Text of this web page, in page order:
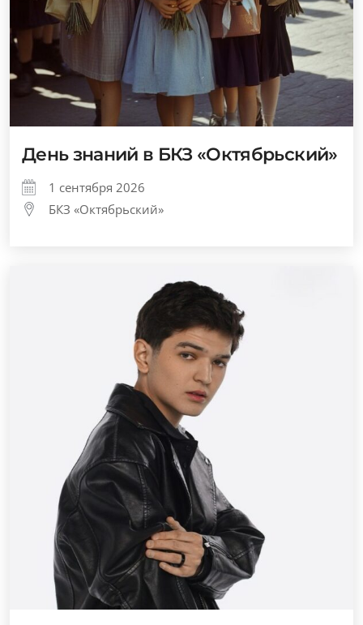
День знаний в БКЗ «Октябрьский»
1 сентября 2026
БКЗ «Октябрьский»